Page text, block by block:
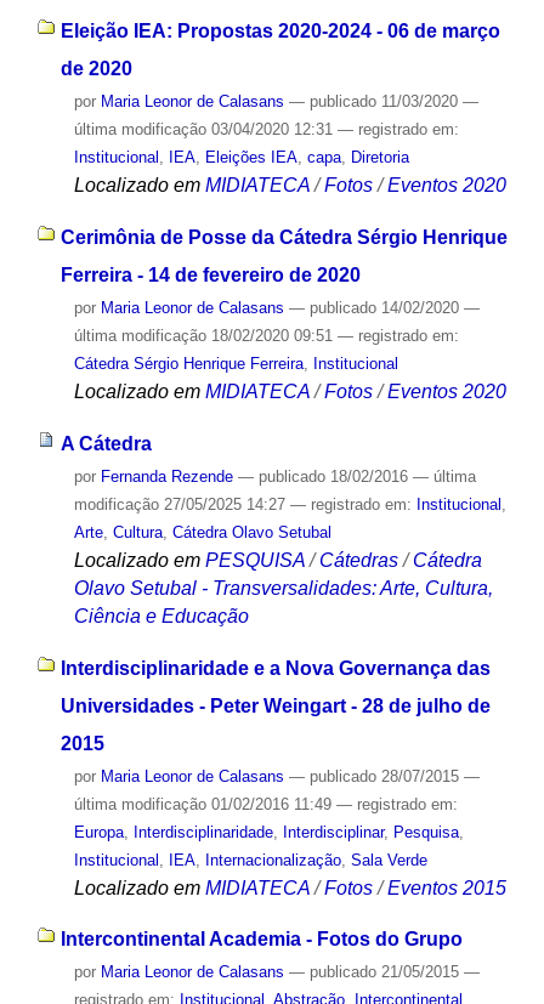
Eleição IEA: Propostas 2020-2024 - 06 de março
de 2020
por Maria Leonor de Calasans — publicado11/03/2020 —
última modificação03/04/2020 12:31 — registrado em:
Institucional , IEA, Eleições IEA, capa, Diretoria
Localizado em MIDIATECA /Fotos /Eventos 2020
Cerimônia de Posse da Cátedra Sérgio Henrique
Ferreira - 14 de fevereiro de 2020
por Maria Leonor de Calasans — publicado14/02/2020 —
última modificação18/02/2020 09:51 — registrado em:
Cátedra Sérgio Henrique Ferreira, Institucional
Localizado em MIDIATECA /Fotos /Eventos 2020
A Cátedra
por Fernanda Rezende — publicado18/02/2016 — última
modificação27/05/2025 14:27 — registrado em: Institucional
Arte, Cultura, Cátedra Olavo Setubal
Localizado em PESQUISA /Cátedras/Cátedra
Olavo Setubal - Transversalidades: Arte, Cultura,
Ciência e Educação
Interdisciplinaridade e a Nova Governança das
Universidades - Peter Weingart - 28 de julho de
2015
por Maria Leonor de Calasans — publicado28/07/2015 —
última modificação01/02/2016 11:49 — registrado em:
Europa, Interdisciplinaridade, Interdisciplinar, Pesquisa,
Institucional
IEA, Internacionalização, Sala Verde
Localizado em MIDIATECA /Fotos /Eventos 2015
Intercontinental Academia - Fotos do Grupo
por Maria Leonor de Calasans — publicado21/05/2015 —
registrado em: Institucional Abstração, Intercontinental